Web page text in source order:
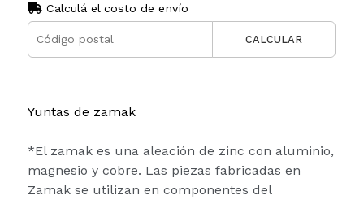
Calculá el costo de envío
CALCULAR
Yuntas de zamak
*El zamak es una aleación de zinc con aluminio,
magnesio y cobre. Las piezas fabricadas en
Zamak se utilizan en componentes del